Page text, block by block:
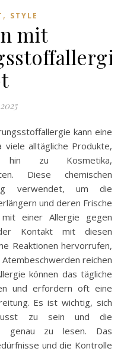
, STYLE
mit
alltägliche Produkte,
hin zu Kosmetika,
Diese chemischen
verwendet, um die
und deren Frische
einer Allergie gegen
Kontakt mit diesen
Reaktionen hervorrufen,
reichen
können das tägliche
und erfordern oft eine
Es ist wichtig, sich
zu sein und die
genau zu lesen. Das
und die Kontrolle